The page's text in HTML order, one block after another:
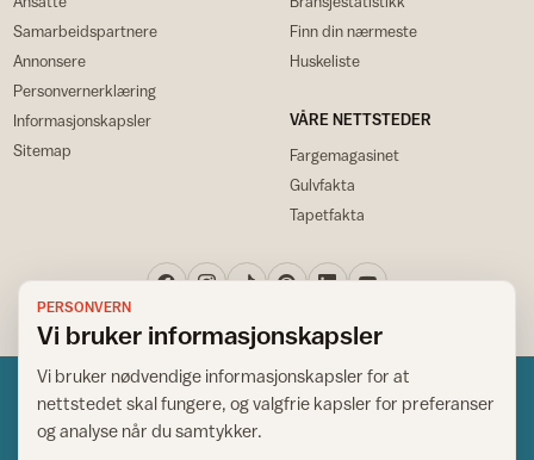
Samarbeidspartnere
Annonsere
Personvernerklæring
Informasjonskapsler
Sitemap
Finn din nærmeste
Huskeliste
VÅRE NETTSTEDER
Fargemagasinet
Gulvfakta
Tapetfakta
PERSONVERN
Vi bruker informasjonskapsler
Vi bruker nødvendige informasjonskapsler for at
nettstedet skal fungere, og valgfrie kapsler for preferanser
og analyse når du samtykker.